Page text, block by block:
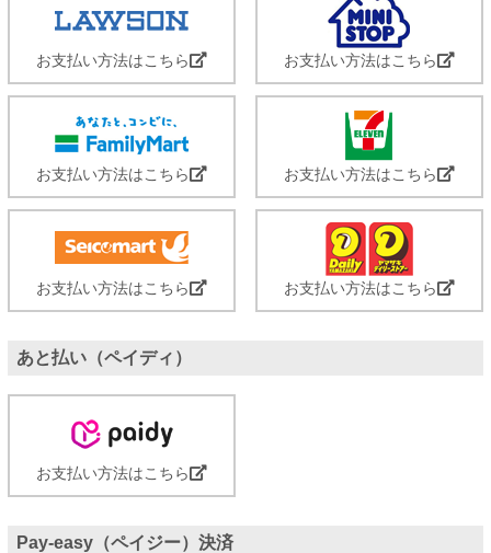
お支払い方法はこちら お支払い方法はこちら
お支払い方法はこちら お支払い方法はこちら
お支払い方法はこちら お支払い方法はこちら
あと払い（ペイディ）
お支払い方法はこちら
Pay-easy（ペイジー）決済